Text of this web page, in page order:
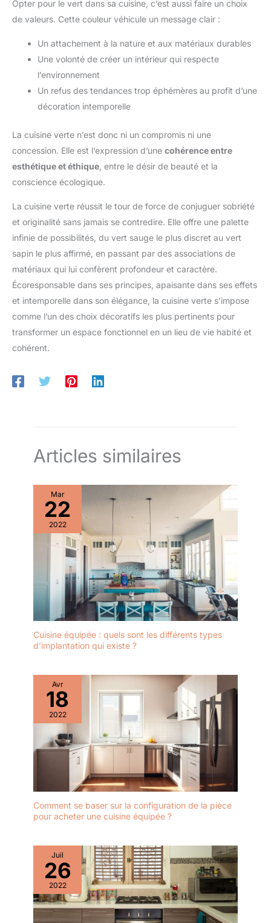
Opter pour le vert dans sa cuisine, c’est aussi faire un choix
de valeurs. Cette couleur véhicule un message clair :
Un attachement à la nature et aux matériaux durables
Une volonté de créer un intérieur qui respecte
l’environnement
Un refus des tendances trop éphémères au profit d’une
décoration intemporelle
La cuisine verte n’est donc ni un compromis ni une
concession. Elle est l’expression d’une cohérence entre
esthétique et éthique , entre le désir de beauté et la
conscience écologique.
La cuisine verte réussit le tour de force de conjuguer sobriété
et originalité sans jamais se contredire. Elle offre une palette
infinie de possibilités, du vert sauge le plus discret au vert
sapin le plus affirmé, en passant par des associations de
matériaux qui lui confèrent profondeur et caractère.
Écoresponsable dans ses principes, apaisante dans ses effets
et intemporelle dans son élégance, la cuisine verte s’impose
comme l’un des choix décoratifs les plus pertinents pour
transformer un espace fonctionnel en un lieu de vie habité et
cohérent.
Articles similaires
Mar
22
2022
Cuisine équipée : quels sont les différents types
d’implantation qui existe ?
Avr
18
2022
Comment se baser sur la configuration de la pièce
pour acheter une cuisine équipée ?
Juil
26
2022